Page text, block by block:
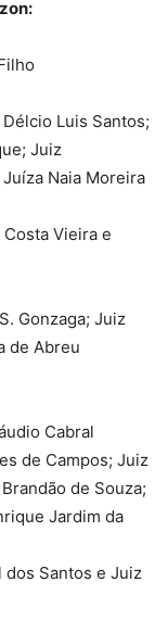
Luis Santos;
Juiz
Naia Moreira
Costa Vieira e
Gonzaga; Juiz
de Abreu
Cabral
de Campos; Juiz
de Souza;
Jardim da
dos Santos e Juiz